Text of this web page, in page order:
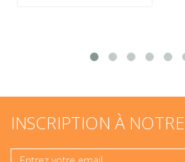
INSCRIPTION À NOTRE